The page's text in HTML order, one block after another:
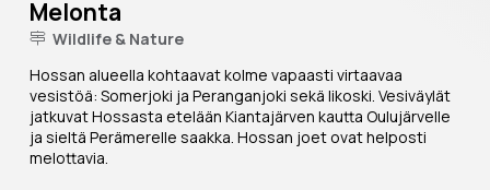
Melonta
Wildlife & Nature
Hossan alueella kohtaavat kolme vapaasti virtaavaa
vesistöä: Somerjoki ja Peranganjoki sekä Iikoski. Vesiväylät
jatkuvat Hossasta etelään Kiantajärven kautta Oulujärvelle
ja sieltä Perämerelle saakka. Hossan joet ovat helposti
melottavia.